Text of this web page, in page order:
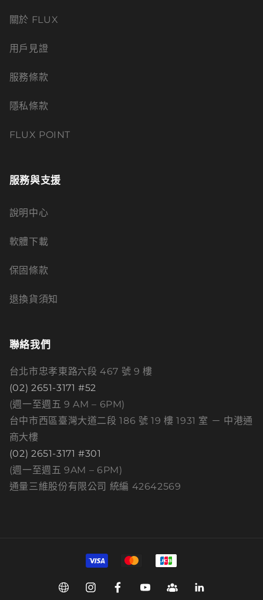
關於 FLUX
用戶見證
服務條款
隱私條款
FLUX POINT
服務與支援
說明中心
軟體下載
保固條款
退換貨須知
聯絡我們
台北市忠孝東路六段 467 號 9 樓
(02) 2651-3171 #52
(週一至週五 9 AM – 6PM)
台中市西區臺灣大道二段 186 號 19 樓 1931 室 － 中港通
商大樓
(02) 2651-3171 #301
(週一至週五 9AM – 6PM)
通量三維股份有限公司 統編 42642569
Web InstagramFacebookYouTubeGroup Linkedin